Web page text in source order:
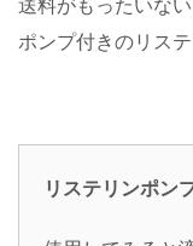
ポンプ付きのリス
リステリンポン